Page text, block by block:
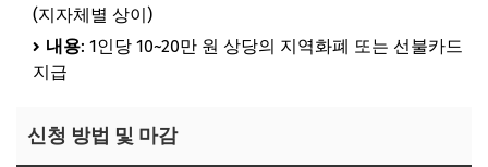
(지자체별 상이)
내용: 1인당 10~20만 원 상당의 지역화폐 또는 선불카드
지급
신청 방법 및 마감